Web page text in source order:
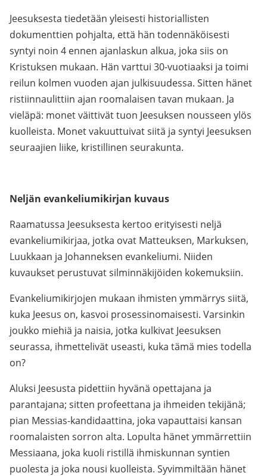
Jeesuksesta tiedetään yleisesti historiallisten
dokumenttien pohjalta, että hän todennäköisesti
syntyi noin 4 ennen ajanlaskun alkua, joka siis on
Kristuksen mukaan. Hän varttui 30-vuotiaaksi ja toimi
reilun kolmen vuoden ajan julkisuudessa. Sitten hänet
ristiinnaulittiin ajan roomalaisen tavan mukaan. Ja
vieläpä: monet väittivät tuon Jeesuksen nousseen ylös
kuolleista. Monet vakuuttuivat siitä ja syntyi Jeesuksen
seuraajien liike, kristillinen seurakunta.
Neljän evankeliumikirjan kuvaus
Raamatussa Jeesuksesta kertoo erityisesti neljä
evankeliumikirjaa, jotka ovat Matteuksen, Markuksen,
Luukkaan ja Johanneksen evankeliumi. Niiden
kuvaukset perustuvat silminnäkijöiden kokemuksiin.
Evankeliumikirjojen mukaan ihmisten ymmärrys siitä,
kuka Jeesus on, kasvoi prosessinomaisesti. Varsinkin
joukko miehiä ja naisia, jotka kulkivat Jeesuksen
seurassa, ihmettelivät useasti, kuka tämä mies todella
on?
Aluksi Jeesusta pidettiin hyvänä opettajana ja
parantajana; sitten profeettana ja ihmeiden tekijänä;
pian Messias-kandidaattina, joka vapauttaisi kansan
roomalaisten sorron alta. Lopulta hänet ymmärrettiin
Messiaana, joka kuoli ristillä ihmiskunnan syntien
puolesta ja joka nousi kuolleista. Syvimmiltään hänet